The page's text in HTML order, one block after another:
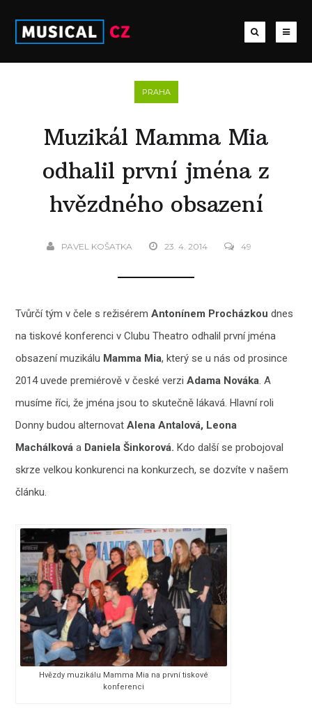
PRAHA
Muzikál Mamma Mia
odhalil první jména z
hvězdného obsazení
PAVEL KOŠATKA 23. 4. 2014 49
Tvůrčí tým v čele s režiséremAntonínem Procházkoudnes
na tiskové konferenci v Clubu Theatro odhalil první jména
obsazení muzikálu Mamma Mia, který se u nás od prosince
2014 uvede premiérově v české verziAdama Nováka. A
musíme říci, že jména jsou to skutečně lákavá. Hlavní roli
Donny budou alternovatAlena Antalová, Leona
Machálková a Daniela Šinkorová. Kdo další se probojoval
skrze velkou konkurenci na konkurzech, se dozvíte v našem
článku.
Hvězdy muzikálu Mamma Mia na první tiskové
konferenci